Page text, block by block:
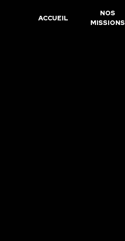
ACCUEIL
NOS
MISSIONS